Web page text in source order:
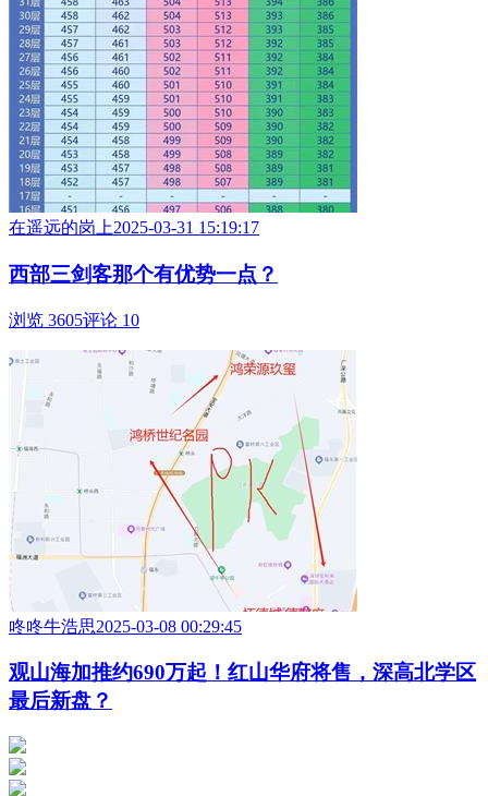
在遥远的岗上2025-03-31 15:19:17
西部三剑客那个有优势一点？
浏览 3605评论 10
咚咚牛浩思2025-03-08 00:29:45
观山海加推约690万起！红山华府将售，深高北学区
最后新盘？